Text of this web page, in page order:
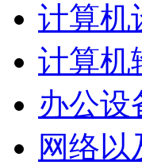
计算机
计算机
办公设
网络以